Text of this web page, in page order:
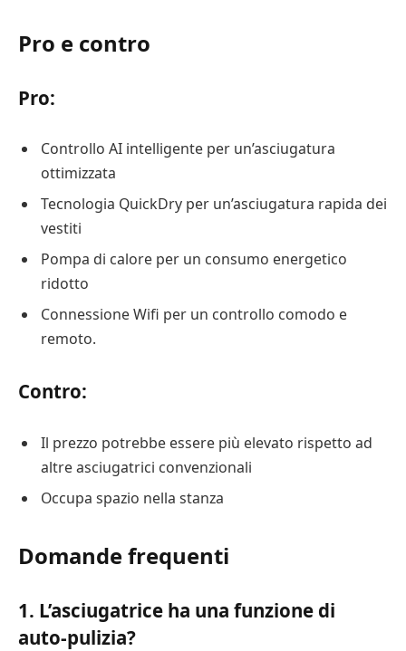
Pro e contro
Pro:
Controllo AI intelligente per un’asciugatura
ottimizzata
Tecnologia QuickDry per un’asciugatura rapida dei
vestiti
Pompa di calore per un consumo energetico
ridotto
Connessione Wifi per un controllo comodo e
remoto.
Contro:
Il prezzo potrebbe essere più elevato rispetto ad
altre asciugatrici convenzionali
Occupa spazio nella stanza
Domande frequenti
1. L’asciugatrice ha una funzione di
auto-pulizia?